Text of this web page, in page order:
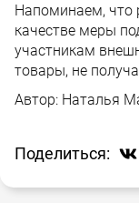
Напоминаем, что
качестве меры
участникам
товары, не
Автор: Наталья
Поделиться: